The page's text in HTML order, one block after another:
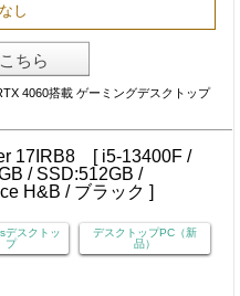
し
ちら
4060搭載 ゲーミングデスクトップ
デスクトッ
プ
デスクトップPC（新
品）